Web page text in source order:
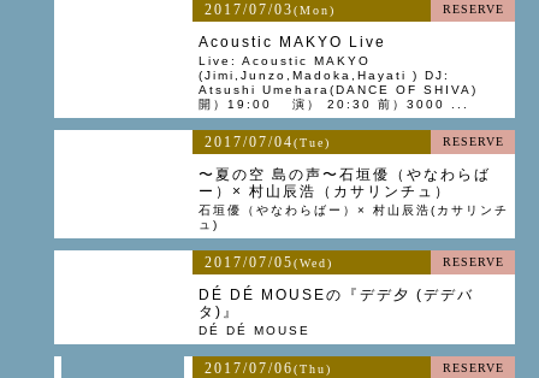
2017/07/03(Mon) RESERVE
Acoustic MAKYO Live
Live: Acoustic MAKYO
(Jimi,Junzo,Madoka,Hayati ) DJ:
Atsushi Umehara(DANCE OF SHIVA)
開）19:00 演） 20:30 前）3000 ...
2017/07/04(Tue) RESERVE
〜夏の空 島の声〜石垣優（やなわらば
ー）× 村山辰浩（カサリンチュ）
石垣優（やなわらばー）× 村山辰浩(カサリンチ
ュ)
2017/07/05(Wed) RESERVE
DÉ DÉ MOUSEの『デデ夕 (デデバ
タ)』
DÉ DÉ MOUSE
2017/07/06(Thu) RESERVE